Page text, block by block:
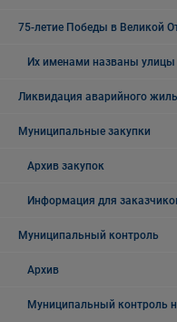
75-летие Победы в Великой
Их именами названы улицы
Ликвидация аварийного
Муниципальные закупки
Архив закупок
Информация для
Муниципальный контроль
Архив
Муниципальный контроль